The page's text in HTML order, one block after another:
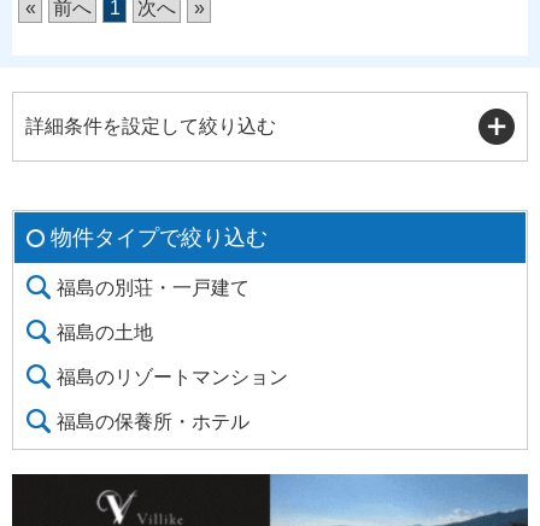
«
前へ 1 次へ »
詳細条件を設定して絞り込む
物件タイプで絞り込む
福島の別荘・一戸建て
福島の土地
福島のリゾートマンション
福島の保養所・ホテル